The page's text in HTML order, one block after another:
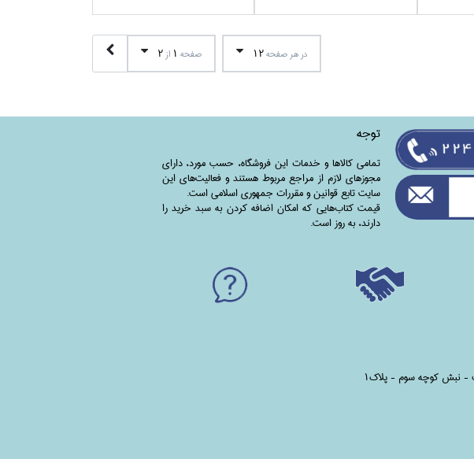
در هر صفحه12 صفحه 1 از 2
توجه
تمامی‌ کالاها و خدمات این فروشگاه، حسب مورد،‌ دارای
مجوزهای لازم از مراجع مربوط هستند ‌و‌‌ فعالیت‌های این
سایت تابع قوانین و مقررات جمهوری اسلامی است.
قیمت کتاب‌هایی که امکان اضافه کردن به سبد خرید را
دارند،‌ به روز است.
- نبش کوچه سوم - پلاک1